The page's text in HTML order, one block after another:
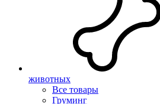
животных
Все товары
Груминг